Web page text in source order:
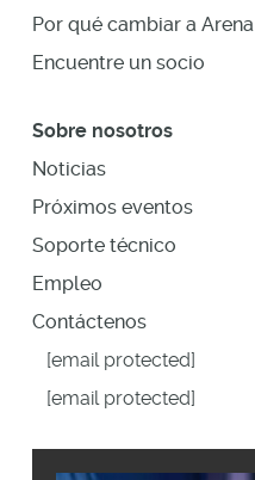
Por qué cambiar a Arena
Encuentre un socio
Sobre nosotros
Noticias
Próximos eventos
Soporte técnico
Empleo
Contáctenos
[email protected]
[email protected]